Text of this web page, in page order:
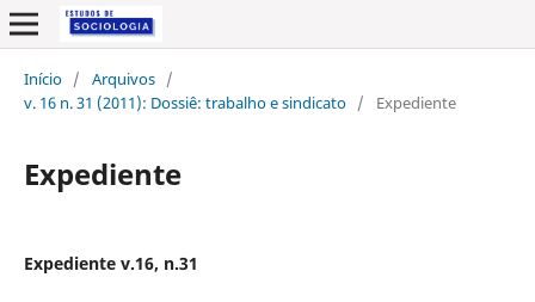
Início / Arquivos /
v. 16 n. 31 (2011): Dossiê: trabalho e sindicato / Expediente
Expediente
Expediente v.16, n.31